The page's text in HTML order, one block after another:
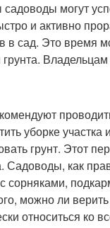
могут
и активно
сад. Это время
уборке
грунт. Этот
Садоводы, как
сорняками,
можно ли
относиться ко